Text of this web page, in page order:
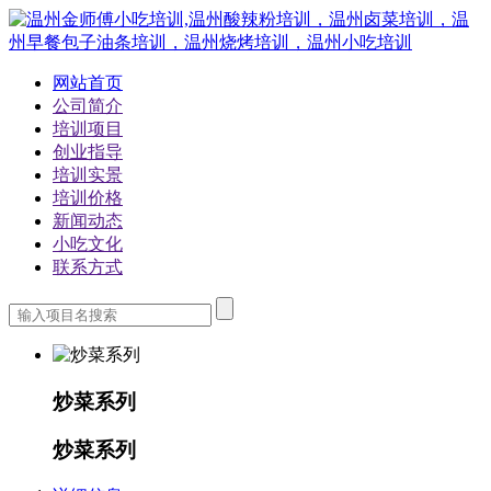
网站首页
公司简介
培训项目
创业指导
培训实景
培训价格
新闻动态
小吃文化
联系方式
炒菜系列
炒菜系列